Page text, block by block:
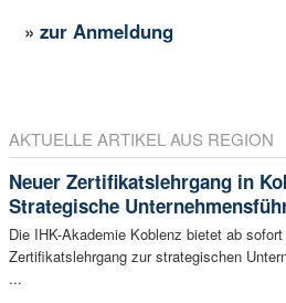
»zur Anmeldung
AKTUELLE ARTIKEL AUS REGION
Neuer Zertifikatslehrgang in
Strategische
Die IHK-Akademie Koblenz bietet ab
Zertifikatslehrgang zur strategischen
...